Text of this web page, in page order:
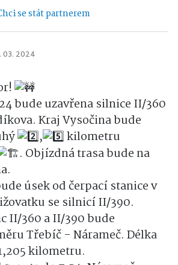
se stát partnerem
03. 2024
bude uzavřena silnice II/360
Kraj Vysočina bude
,
kilometru
. Objízdná trasa bude na
úsek od čerpací stanice v
se silnicí II/390.
II/360 a II/390 bude
Třebíč - Nárameč. Délka
kilometru.